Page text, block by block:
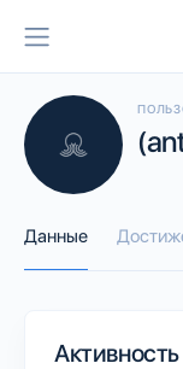
Данные
Активность